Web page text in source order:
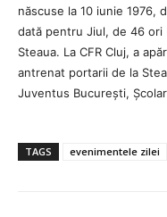
născuse la 10 iunie 1976,
dată pentru Jiul, de 46 ori
Steaua. La CFR Cluj, a
antrenat portarii de la
Juventus București,
TAGS evenimentele zilei